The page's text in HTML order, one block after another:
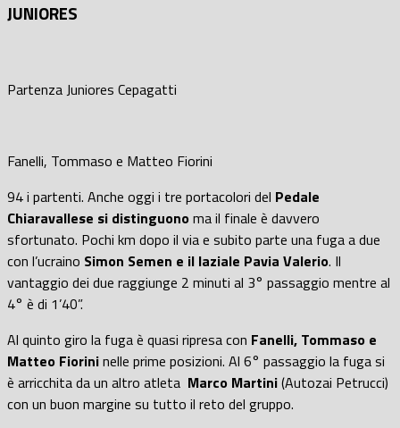
JUNIORES
Partenza Juniores Cepagatti
Fanelli, Tommaso e Matteo Fiorini
94 i partenti. Anche oggi i tre portacolori del Pedale
Chiaravallese si distinguonoma il finale è davvero
sfortunato. Pochi km dopo il via e subito parte una fuga a due
con l’ucraino Simon Semen e il laziale Pavia Valerio. Il
vantaggio dei due raggiunge 2 minuti al 3° passaggio mentre al
4° è di 1’40”.
Al quinto giro la fuga è quasi ripresa con Fanelli, Tommaso e
Matteo Fiorininelle prime posizioni. Al 6° passaggio la fuga si
è arricchita da un altro atleta Marco Martini(Autozai Petrucci)
con un buon margine su tutto il reto del gruppo.